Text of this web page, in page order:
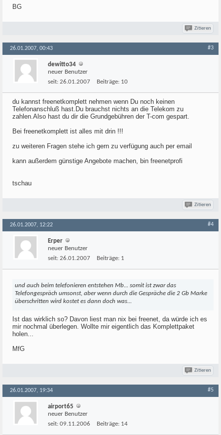
BG
Zitieren
26.01.2007, 00:43 #3
dewitto34
neuer Benutzer
seit: 26.01.2007 Beiträge: 10
du kannst freenetkomplett nehmen wenn Du noch keinen
Telefonanschluß hast.Du brauchst nichts an die Telekom zu
zahlen.Also hast du dir die Grundgebühren der T-com gespart.
Bei freenetkomplett ist alles mit drin !!!
zu weiteren Fragen stehe ich gern zu verfügung auch per email
kann außerdem günstige Angebote machen, bin freenetprofi
tschau
Zitieren
26.01.2007, 12:22 #4
Erper
neuer Benutzer
seit: 26.01.2007 Beiträge: 1
und auch beim telefonieren entstehen Mb... somit ist zwar das
Telefongespräch umsonst, aber wenn durch die Gespräche die 2 Gb Marke
überschritten wird kostet es dann doch was...
Ist das wirklich so? Davon liest man nix bei freenet, da würde ich es
mir nochmal überlegen. Wollte mir eigentlich das Komplettpaket
holen...
MfG
Zitieren
26.01.2007, 19:34 #5
airport65
neuer Benutzer
seit: 09.11.2006 Beiträge: 14